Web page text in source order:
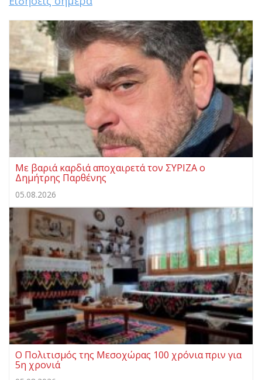
Με βαριά καρδιά αποχαιρετά τον ΣΥΡΙΖΑ ο
Δημήτρης Παρθένης
05.08.2026
Ο Πολιτισμός της Μεσοχώρας 100 χρόνια πριν για
5η χρονιά